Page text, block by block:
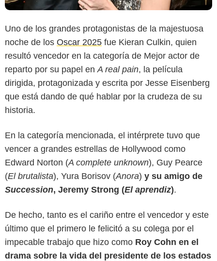
Uno de los grandes protagonistas de la majestuosa
noche de los Oscar 2025 fue Kieran Culkin, quien
resultó vencedor en la categoría de Mejor actor de
reparto por su papel en A real pain, la película
dirigida, protagonizada y escrita por Jesse Eisenberg
que está dando de qué hablar por la crudeza de su
historia.
En la categoría mencionada, el intérprete tuvo que
vencer a grandes estrellas de Hollywood como
Edward Norton (A complete unknown), Guy Pearce
(El brutalista), Yura Borisov (Anora) y su amigo de
Succession, Jeremy Strong (El aprendiz).
De hecho, tanto es el cariño entre el vencedor y este
último que el primero le felicitó a su colega por el
impecable trabajo que hizo como Roy Cohn en el
drama sobre la vida del presidente de los estados
X